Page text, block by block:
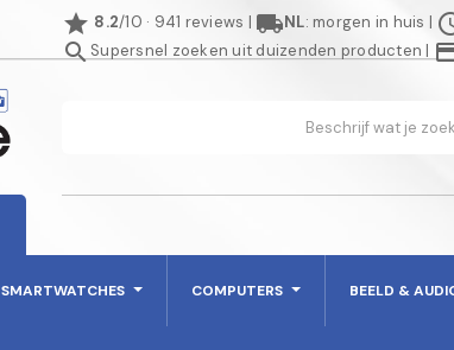
star 8.2/10 · 941 reviews | local_shippingNL: morgen in huis |
searchSupersnel zoeken uit duizenden producten |
SMARTWATCHES COMPUTERS BEELD &